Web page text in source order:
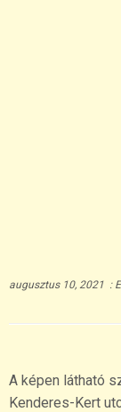
augusztus 10, 2021 :
A képen látható
Kenderes-Kert